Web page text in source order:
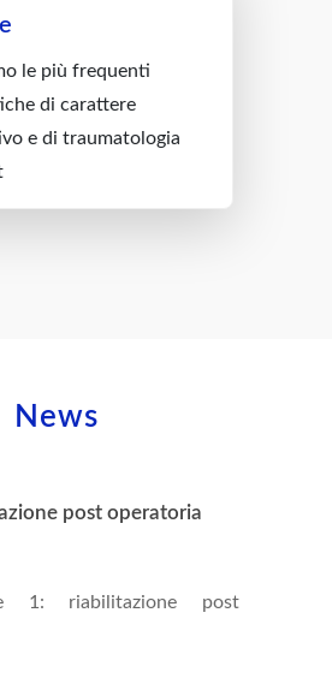
le più frequenti
di carattere
e di traumatologia
News
post operatoria